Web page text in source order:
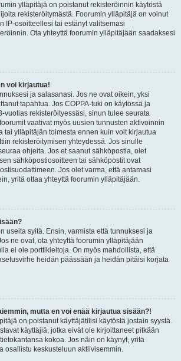
ylläpitäjä on poistanut rekisteröinnin käytöstä
rekisteröitymästä. Foorumin ylläpitäjä on voinut
IP-osoitteellesi tai estänyt valitsemasi
Ota yhteyttä foorumin ylläpitäjään saadaksesi
voi kirjautua!
ja salasanasi. Jos ne ovat oikein, yksi
tapahtua. Jos COPPA-tuki on käytössä ja
vuotias rekisteröityessäsi, sinun tulee seurata
vaativat myös uusien tunnusten aktivoinnin
tai ylläpitäjän toimesta ennen kuin voit kirjautua
rekisteröitymisen yhteydessä. Jos sinulle
ohjeita. Jos et saanut sähköpostia, olet
sähköpostiosoitteen tai sähköpostit ovat
Jos olet varma, että antamasi
yritä ottaa yhteyttä foorumin ylläpitäjään.
useita syitä. Ensin, varmista että tunnuksesi ja
ne ovat, ota yhteyttä foorumin ylläpitäjään
ei ole porttikieltoja. On myös mahdollista, että
heidän päässään ja heidän pitäisi korjata
mutta en voi enää kirjautua sisään?!
on poistanut käyttäjätilisi käytöstä jostain syystä.
käyttäjiä, jotka eivät ole kirjoittaneet pitkään
kokoa. Jos näin on käynyt, yritä
osallistu keskusteluun aktiivisemmin.